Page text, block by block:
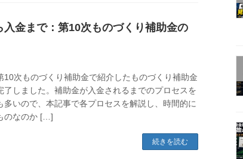
入金まで：第10次ものづくり補助金の
10次ものづくり補助金で紹介したものづくり補助金
了しました。補助金が入金されるまでのプロセスを
多いので、本記事で各プロセスを解説し、時間的に
のなのか […]
続きを読む